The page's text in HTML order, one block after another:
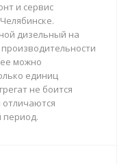
и сервис
дизельный на
можно
единиц
не боится
отличаются
период.